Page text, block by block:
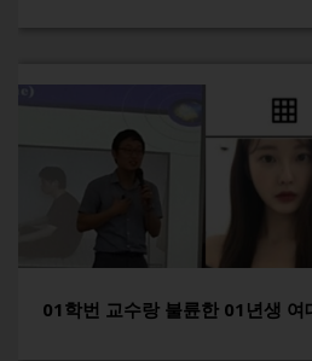
01학번 교수랑 불륜한 01년생 여